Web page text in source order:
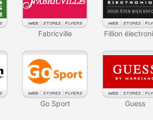
Fabricville Fillion
Go Sport Guess